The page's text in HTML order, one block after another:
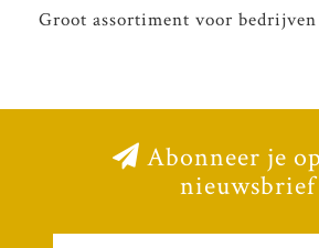
Groot assortiment voor
Abonneer je
nieuwsbrief